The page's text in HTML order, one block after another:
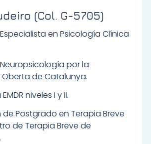
(Col. G-5705)
en Psicología Clínica
por la
Oberta de Catalunya.
niveles I y II.
de Postgrado en Terapia Breve
de Terapia Breve de